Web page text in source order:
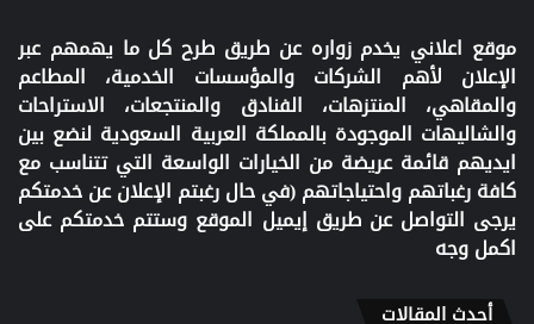
موقع اعلاني يخدم زواره عن طريق طرح كل ما يهمهم عبر
الإعلان لأهم الشركات والمؤسسات الخدمية، المطاعم
والمقاهي، المنتزهات، الفنادق والمنتجعات، الاستراحات
والشاليهات الموجودة بالمملكة العربية السعودية لنضع بين
ايديهم قائمة عريضة من الخيارات الواسعة التي تتناسب مع
كافة رغباتهم واحتياجاتهم (في حال رغبتم الإعلان عن خدمتكم
يرجى التواصل عن طريق إيميل الموقع وستتم خدمتكم على
اكمل وجه
أحدث المقالات